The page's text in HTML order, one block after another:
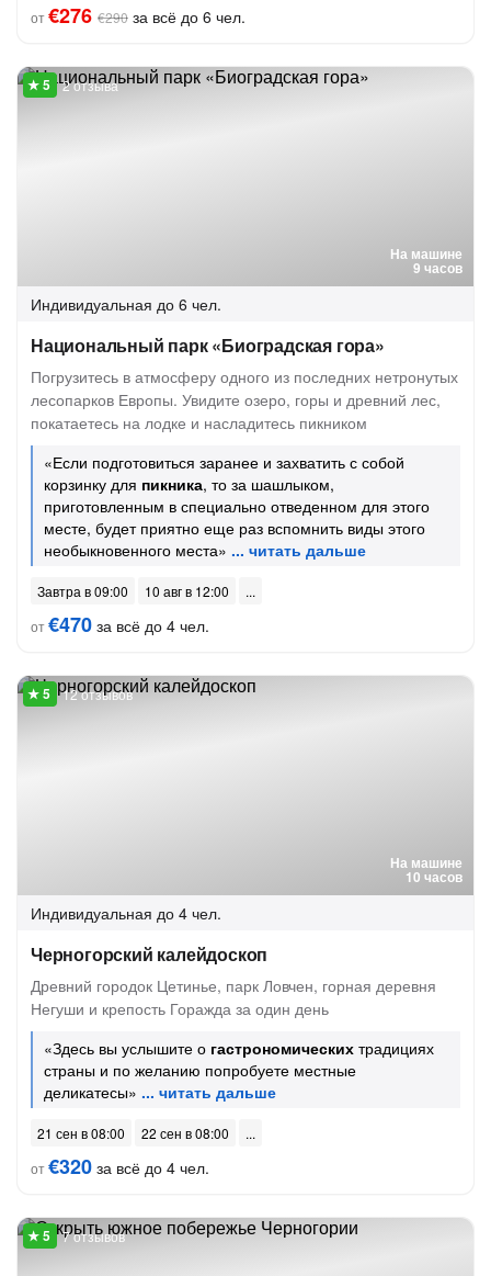
от€276 €290 за всё до 6 чел.
На машине
9 часов
2 отзыва
Индивидуальная до 6 чел.
Национальный парк «Биоградская гора»
Погрузитесь в атмосферу одного из последних нетронутых
лесопарков Европы. Увидите озеро, горы и древний лес,
покатаетесь на лодке и насладитесь пикником
«Если подготовиться заранее и захватить с собой
корзинку для пикника, то за шашлыком,
приготовленным в специально отведенном для этого
месте, будет приятно еще раз вспомнить виды этого
необыкновенного места»
Завтра в 09:00
10 авг в 12:00
от€470 за всё до 4 чел.
На машине
10 часов
12 отзывов
Индивидуальная до 4 чел.
Черногорский калейдоскоп
Древний городок Цетинье, парк Ловчен, горная деревня
Негуши и крепость Горажда за один день
«Здесь вы услышите о гастрономических традициях
страны и по желанию попробуете местные
деликатесы»
21 сен в 08:00
22 сен в 08:00
от€320 за всё до 4 чел.
7 отзывов